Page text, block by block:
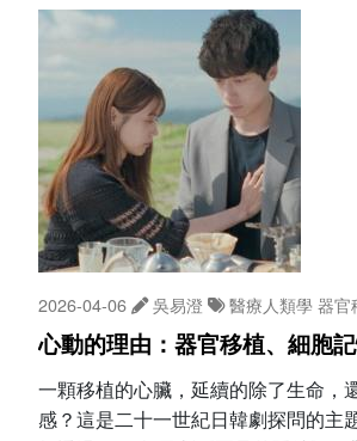
2026-04-06 吳易澄 醫療人類學器官
心動的理由：器官移植、細胞
一顆移植的心臟，延續的除了生命，
感？這是二十一世紀日韓劇探問的主